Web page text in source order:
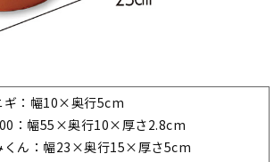
ギ：幅10×奥行5cm
：幅55×奥行10×厚さ2.8cm
くん：幅23×奥行15×厚さ5cm